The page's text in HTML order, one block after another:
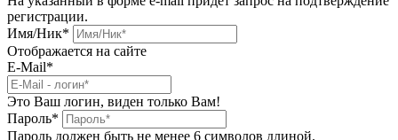
регистрации.
Имя/Ник*
Отображается на сайте
E-Mail*
Это Ваш логин, виден только Вам!
Пароль*
Пароль должен быть не менее 6 символов длиной.